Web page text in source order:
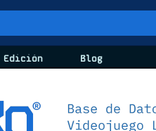
Edición Blog